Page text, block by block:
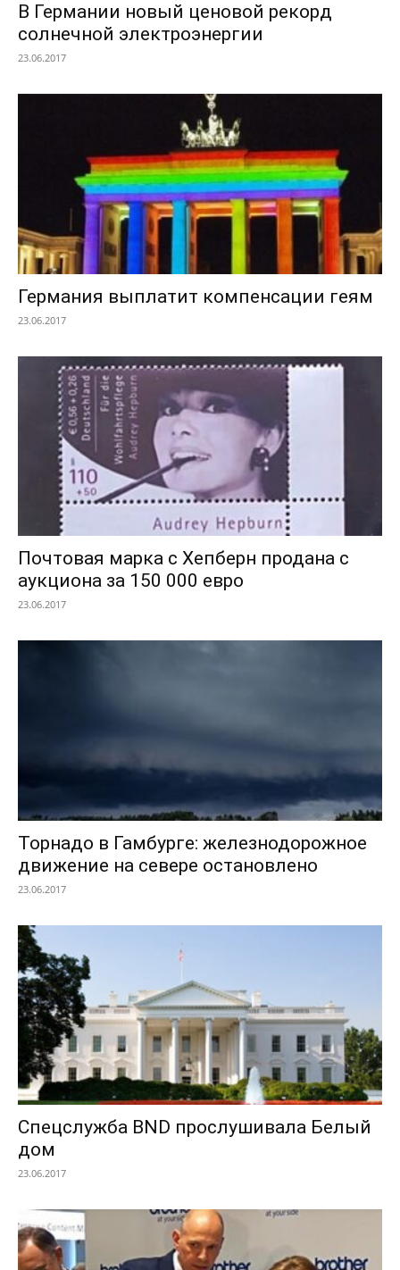
В Германии новый ценовой рекорд
солнечной электроэнергии
23.06.2017
Германия выплатит компенсации геям
23.06.2017
Почтовая марка с Хепберн продана с
аукциона за 150 000 евро
23.06.2017
Торнадо в Гамбурге: железнодорожное
движение на севере остановлено
23.06.2017
Спецслужба BND прослушивала Белый
дом
23.06.2017